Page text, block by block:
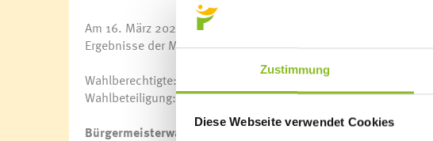
Zustimmung
Diese Webseite verwendet Cookies
Am 16. März 2025 fanden in ganz Vorarlberg die
Ergebnisse der Marktgemeinde Frastanz:
Wahlberechtigte: 4.839
Wahlbeteiligung: 47,0% (2020: 48,1%)
Bürgermeisterwahl